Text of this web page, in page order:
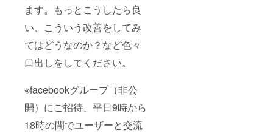
ます。もっとこうしたら良
い、こういう改善をしてみ
てはどうなのか？など色々
口出しをしてください。
※facebookグループ（非公
開）にご招待、平日9時から
18時の間でユーザーと交流